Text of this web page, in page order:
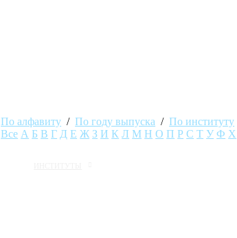
По алфавиту /По году выпуска /По институту
Все А Б В Г Д Е Ж З И К Л М Н О П Р С Т У Ф Х